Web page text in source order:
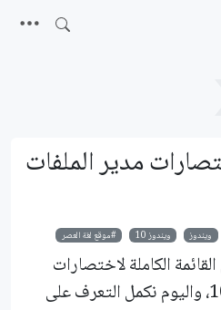
مدير الملفات
ويندوز ويندوز 10 موقع لغة العصر
الكاملة لاختصارات
موجه الأوامر في ويندوز 10، واليوم نكمل التعرف على